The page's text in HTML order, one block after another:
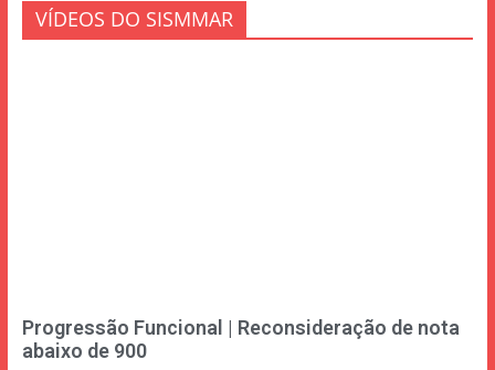
VÍDEOS DO SISMMAR
Progressão Funcional | Reconsideração de nota
abaixo de 900